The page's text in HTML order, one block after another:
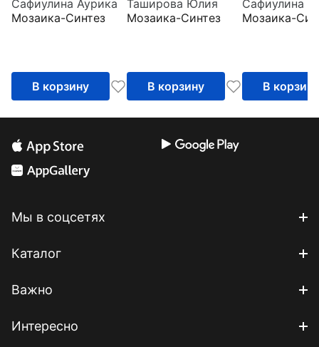
цифры
Сафиулина Аурика
Мозаика-Синтез
В корзину
Таширова Юлия
Мозаика-Синтез
В корзину
Сафиулина
Мозаика-
В корзину
Мы в соцсетях
Каталог
Важно
Интересно